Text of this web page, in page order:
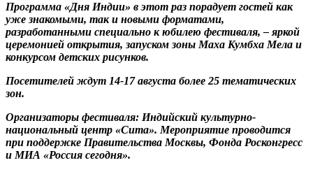
Программа «Дня Индии» в этот раз порадует гостей как
уже знакомыми, так и новыми форматами,
разработанными специально к юбилею фестиваля, – яркой
церемонией открытия, запуском зоны Маха Кумбха Мела и
конкурсом детских рисунков.
Посетителей ждут 14-17 августа более 25 тематических
зон.
Организаторы фестиваля: Индийский культурно-
национальный центр «Сита». Мероприятие проводится
при поддержке Правительства Москвы, Фонда Росконгресс
и МИА «Россия сегодня».